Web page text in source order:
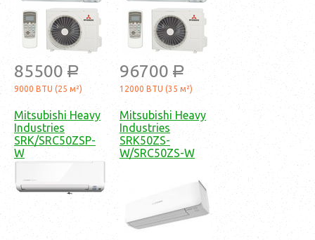
85500 a
9000 BTU (25 м²)
96700 a
12000 BTU (35 м²)
Mitsubishi Heavy
Industries
SRK/SRC50ZSP-
W
Mitsubishi Heavy
Industries
SRK50ZS-
W/SRC50ZS-W